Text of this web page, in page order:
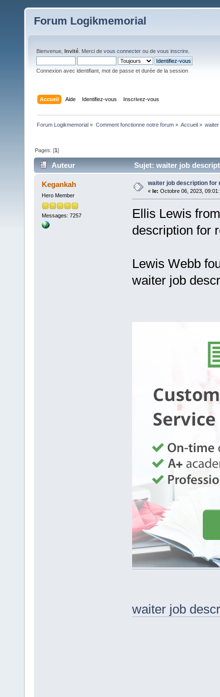
Forum Logikmemorial
Bienvenue, Invité . Merci de vous connecter ou de vous inscrire
Connexion avec identifiant, mot de passe et durée de la session
Accueil Aide Identifiez-vous Inscrivez-vous
Forum Logikmemorial » Comment fonctionne notre forum» Accueil»
Pages: [1]
Auteur Sujet: waiter job
Kegankah
Hero Member
Messages: 7257
waiter job description for
« le: Octobre 06, 2023,
Ellis Lewis
description for
Lewis Webb
waiter job
waiter job